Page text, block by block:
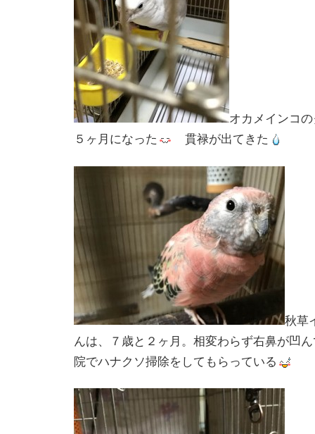
オカメインコ
５ヶ月になった
貫禄が出てきた
秋草
んは、７歳と２ヶ月。相変わらず右鼻が凹
院でハナクソ掃除をしてもらっている